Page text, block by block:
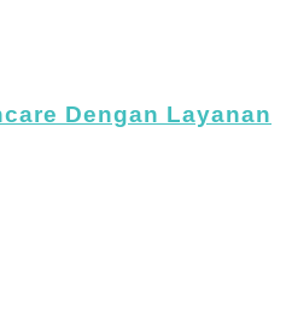
Dengan Layanan